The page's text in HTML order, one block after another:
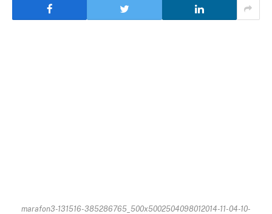
marafon3-131516-385286765_500x5002504098012014-11-04-10-